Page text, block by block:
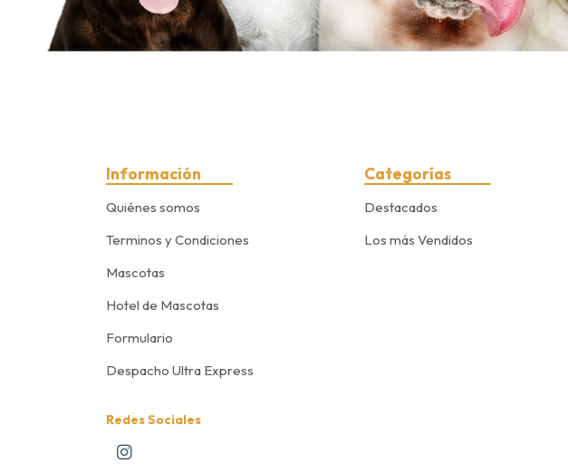
Información
Quiénes somos
Terminos y Condiciones
Mascotas
Hotel de Mascotas
Formulario
Despacho Ultra Express
Categorías
Destacados
Los más Vendidos
Redes Sociales